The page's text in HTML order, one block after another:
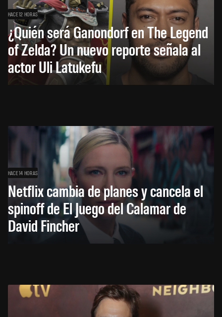
HACE 12 HORAS
¿Quién será Ganondorf en The Legend
of Zelda? Un nuevo reporte señala al
actor Uli Latukefu
HACE 14 HORAS
Netflix cambia de planes y cancela el
spinoff de El Juego del Calamar de
David Fincher